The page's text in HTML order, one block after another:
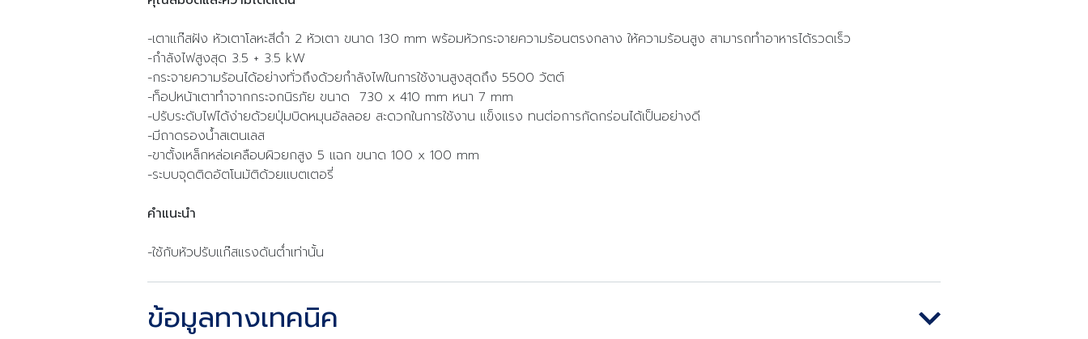
-เตาแก๊สฝัง หัวเตาโลหะสีดำ 2 หัวเตา ขนาด 130 mm พร้อมหัวกระจายความร้อนตรงกลาง ให้ความร้อนสูง สามารถทำอาหารได้รวดเร็ว
-กำลังไฟสูงสุด 3.5 + 3.5 kW
-กระจายความร้อนได้อย่างทั่วถึงด้วยกำลังไฟในการใช้งานสูงสุดถึง 5500 วัตต์
-ท็อปหน้าเตาทำจากกระจกนิรภัย ขนาด 730 x 410 mm หนา 7 mm
-ปรับระดับไฟได้ง่ายด้วยปุ่มบิดหมุนอัลลอย สะดวกในการใช้งาน แข็งแรง ทนต่อการกัดกร่อนได้เป็นอย่างดี
-มีถาดรองน้ำสเตนเลส
-ขาตั้งเหล็กหล่อเคลือบผิวยกสูง 5 แฉก ขนาด 100 x 100 mm
-ระบบจุดติดอัตโนมัติด้วยแบตเตอรี่
คำแนะนำ
-ใช้กับหัวปรับแก๊สแรงดันต่ำเท่านั้น
ข้อมูลทางเทคนิค